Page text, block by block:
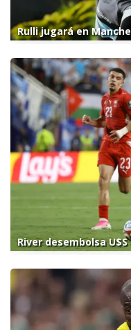
Rulli jugará en
River desembolsa